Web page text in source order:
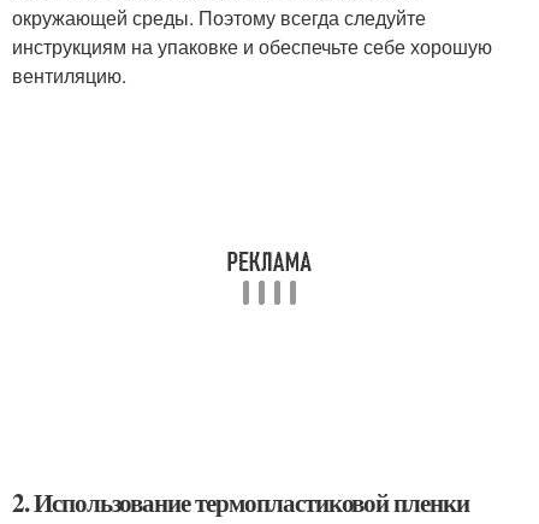
окружающей среды. Поэтому всегда следуйте
инструкциям на упаковке и обеспечьте себе хорошую
вентиляцию.
2. Использование термопластиковой пленки